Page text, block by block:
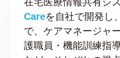
Careを自社で開発し
で、ケアマネージャ
護職員・機能訓練指